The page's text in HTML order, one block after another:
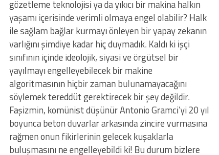
gözetleme teknolojisi ya da yıkıcı bir makina halkın
yaşamı içerisinde verimli olmaya engel olabilir? Halk
ile sağlam bağlar kurmayı önleyen bir yapay zekanın
varlığını şimdiye kadar hiç duymadık. Kaldı ki işçi
sınıfının içinde ideolojik, siyasi ve örgütsel bir
yayılmayı engelleyebilecek bir makine
algoritmasının hiçbir zaman bulunamayacağını
söylemek tereddüt gerektirecek bir şey değildir.
Faşizmin, komünist düşünür Antonio Gramci’yi 20 yıl
boyunca beton duvarlar arkasında zincire vurmasına
rağmen onun fikirlerinin gelecek kuşaklarla
buluşmasını ne engelleyebildi ki! Bu durum bizlere